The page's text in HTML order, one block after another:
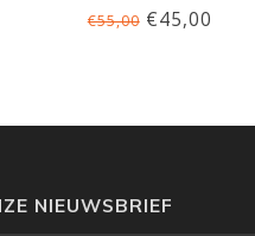
SUNDANCE/CAROLINA
€55,00€45,00
NIEUWSBRIEF